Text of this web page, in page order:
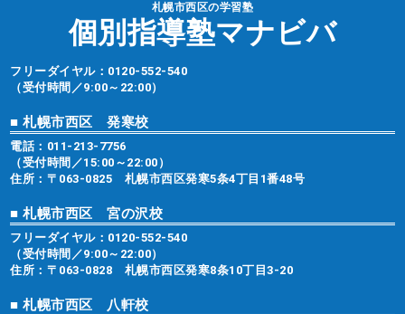
札幌市西区の学習塾
個別指導塾マナビバ
フリーダイヤル： 0120-552-540
（受付時間／9:00～22:00）
■ 札幌市西区 発寒校
電話： 011-213-7756
（受付時間／15:00～22:00）
住所：〒063-0825 札幌市西区発寒5条4丁目1番48号
■ 札幌市西区 宮の沢校
フリーダイヤル： 0120-552-540
（受付時間／9:00～22:00）
住所：〒063-0828 札幌市西区発寒8条10丁目3-20
■ 札幌市西区 八軒校